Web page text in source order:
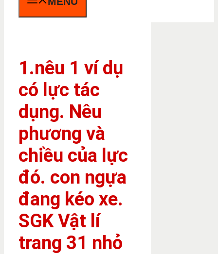
1.nêu 1 ví dụ
có lực tác
dụng. Nêu
phương và
chiều của lực
đó. con ngựa
đang kéo xe.
SGK Vật lí
trang 31 nhỏ